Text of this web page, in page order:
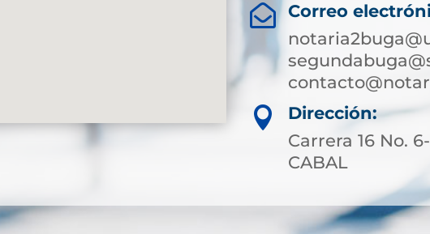

Correo

Dirección:
Carrera 16 No.
CABAL